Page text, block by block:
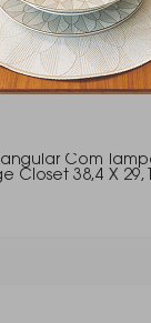
Com
Closet 38,4 X